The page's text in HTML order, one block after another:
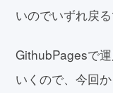
いのでいずれ戻る
GithubPagesで
いくので、今回